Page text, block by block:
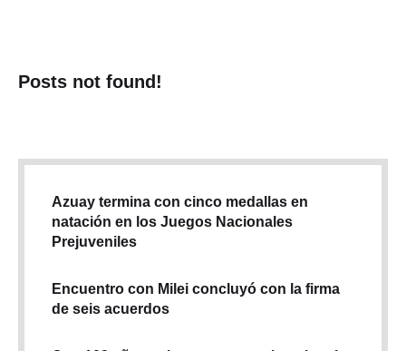
Posts not found!
Azuay termina con cinco medallas en
natación en los Juegos Nacionales
Prejuveniles
Encuentro con Milei concluyó con la firma
de seis acuerdos